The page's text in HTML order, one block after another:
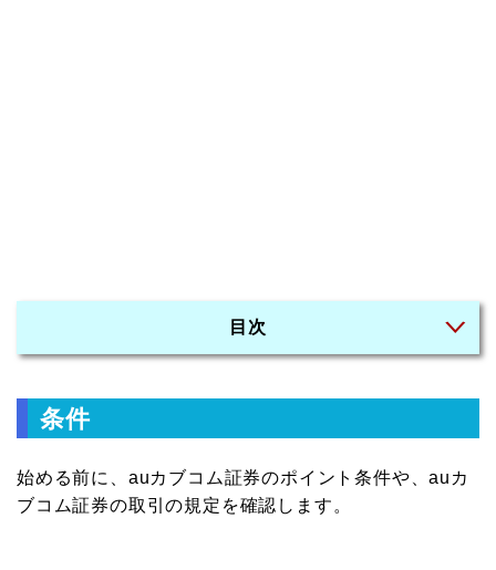
目次
条件
始める前に、auカブコム証券のポイント条件や、auカ
ブコム証券の取引の規定を確認します。